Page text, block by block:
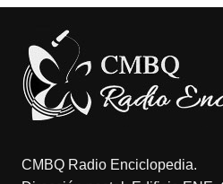
CMBQ Radio Enciclopedia.